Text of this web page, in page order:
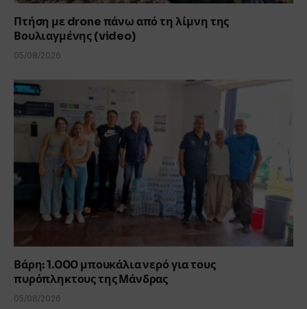
Πτήση με drone πάνω από τη λίμνη της
Βουλιαγμένης (video)
05/08/2026
Βάρη: 1.000 μπουκάλια νερό για τους
πυρόπληκτους της Μάνδρας
05/08/2026